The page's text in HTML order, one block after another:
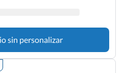
sin personalizar